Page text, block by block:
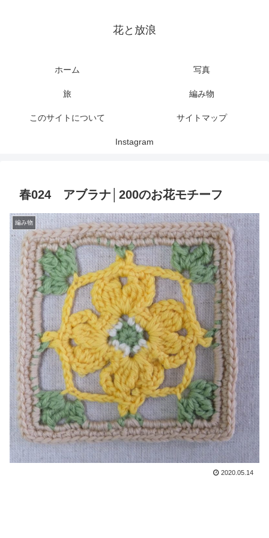
花と放浪
ホーム 写真
旅 編み物
このサイトについて サイトマップ
Instagram
春024 アブラナ│200のお花モチーフ
編み物
2020.05.14